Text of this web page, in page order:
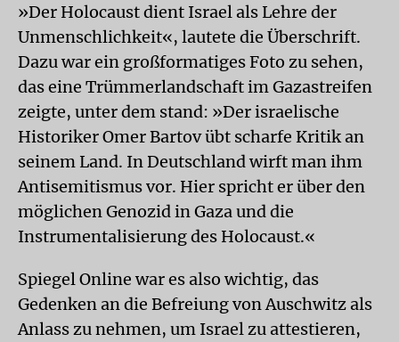
»Der Holocaust dient Israel als Lehre der
Unmenschlichkeit«, lautete die Überschrift.
Dazu war ein großformatiges Foto zu sehen,
das eine Trümmerlandschaft im Gazastreifen
zeigte, unter dem stand: »Der israelische
Historiker Omer Bartov übt scharfe Kritik an
seinem Land. In Deutschland wirft man ihm
Antisemitismus vor. Hier spricht er über den
möglichen Genozid in Gaza und die
Instrumentalisierung des Holocaust.«
Spiegel Online war es also wichtig, das
Gedenken an die Befreiung von Auschwitz als
Anlass zu nehmen, um Israel zu attestieren,